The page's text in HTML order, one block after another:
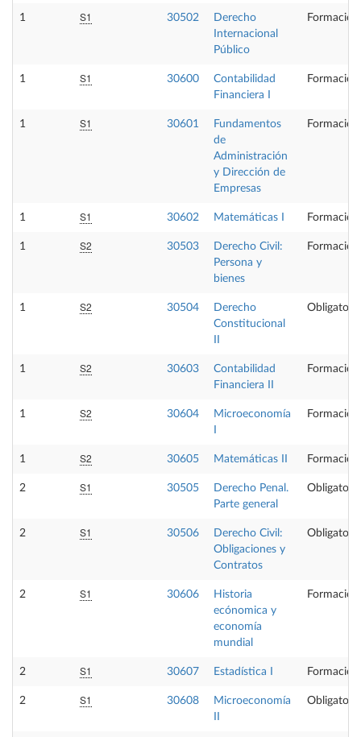
1 S1 30502
Derecho
Internacional
Público
1 S1 30600
Contabilidad
Financiera I
1 S1 30601
Fundamentos
de
Administración
y Dirección de
Empresas
1 S1 30602 Matemáticas I
1 S2 30503
Derecho Civil:
Persona y
bienes
1 S2 30504
Derecho
Constitucional
Obligatoria
1 S2 30603
Contabilidad
Financiera II
1 S2 30604
Microeconomía
1 S2 30605 Matemáticas II
2 S1 30505
Derecho Penal.
Parte general
Obligatoria
2 S1 30506
Derecho Civil:
Obligaciones y
Contratos
Obligatoria
2 S1 30606
Historia
ecónomica y
economía
mundial
2 S1 30607 Estadística I
2 S1 30608
Microeconomía
Obligatoria